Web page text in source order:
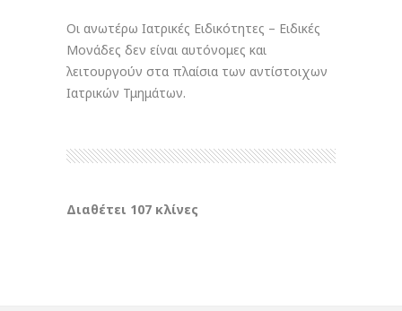
Οι ανωτέρω Ιατρικές Ειδικότητες – Ειδικές
Μονάδες δεν είναι αυτόνομες και
λειτουργούν στα πλαίσια των αντίστοιχων
Ιατρικών Τμημάτων.
Διαθέτει 107 κλίνες